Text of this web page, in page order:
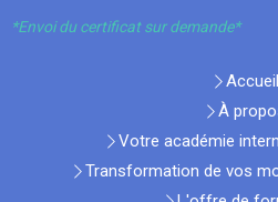
*Envoi du certificat sur demande*
Accueil
À
Votre académie
Transformation de vos